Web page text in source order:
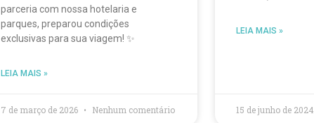
parceria com nossa hotelaria e
parques, preparou condições
exclusivas para sua viagem! ✨
LEIA MAIS »
7 de março de 2026 Nenhum comentário
LEIA MAIS »
15 de junho de 2024